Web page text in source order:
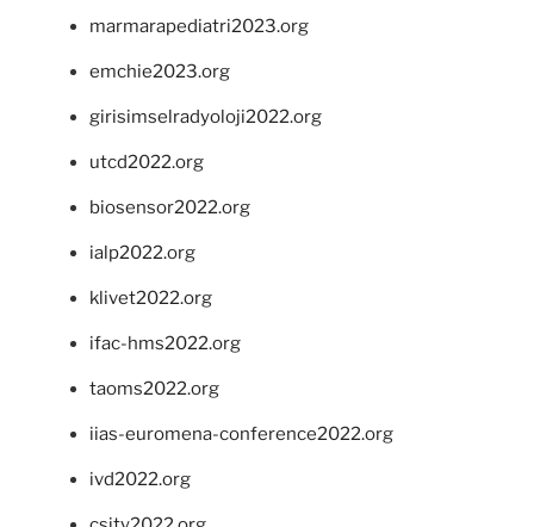
marmarapediatri2023.org
emchie2023.org
girisimselradyoloji2022.org
utcd2022.org
biosensor2022.org
ialp2022.org
klivet2022.org
ifac-hms2022.org
taoms2022.org
iias-euromena-conference2022.org
ivd2022.org